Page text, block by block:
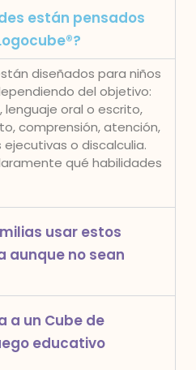
están pensados
diseñados para niños
del objetivo:
oral o escrito,
comprensión, atención,
o discalculia.
qué habilidades
usar estos
aunque no sean
a un Cube de
educativo